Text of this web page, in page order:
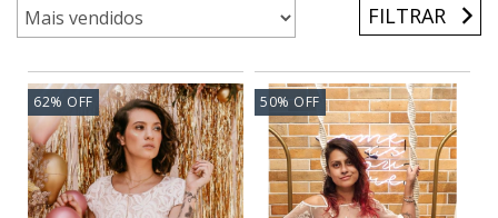
FILTRAR
62% OFF 50% OFF